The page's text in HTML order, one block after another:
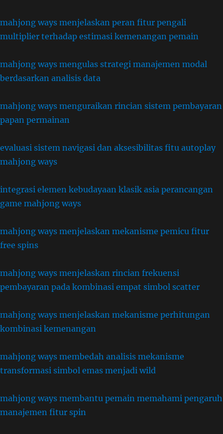
mahjong ways menjelaskan peran fitur pengali
multiplier terhadap estimasi kemenangan pemain
mahjong ways mengulas strategi manajemen modal
berdasarkan analisis data
mahjong ways menguraikan rincian sistem pembayaran
papan permainan
evaluasi sistem navigasi dan aksesibilitas fitu autoplay
mahjong ways
integrasi elemen kebudayaan klasik asia perancangan
game mahjong ways
mahjong ways menjelaskan mekanisme pemicu fitur
free spins
mahjong ways menjelaskan rincian frekuensi
pembayaran pada kombinasi empat simbol scatter
mahjong ways menjelaskan mekanisme perhitungan
kombinasi kemenangan
mahjong ways membedah analisis mekanisme
transformasi simbol emas menjadi wild
mahjong ways membantu pemain memahami pengaruh
manajemen fitur spin